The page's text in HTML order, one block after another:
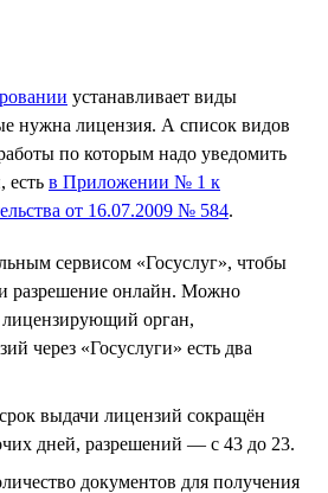
устанавливает виды
нужна лицензия. А список видов
по которым надо уведомить
есть в Приложении № 1 к
от 16.07.2009 № 584.
сервисом «Госуслуг», чтобы
разрешение онлайн. Можно
орган,
через «Госуслуги» есть два
срок выдачи лицензий сокращён
дней, разрешений — с 43 до 23.
документов для получения